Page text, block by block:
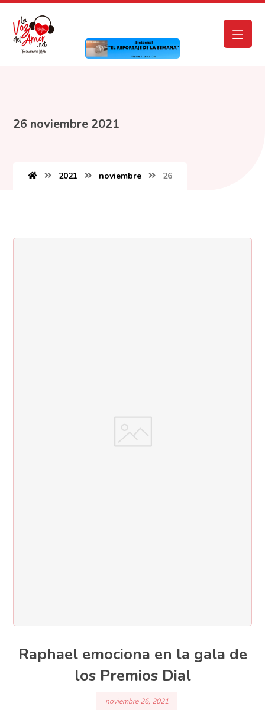
26 noviembre 2021
2021 noviembre 26
Raphael emociona en la gala de
los Premios Dial
noviembre 26, 2021